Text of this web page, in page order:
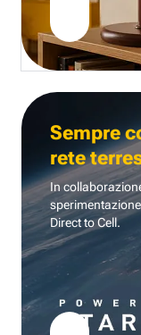
Sempre
rete
In
Direct to Cell.